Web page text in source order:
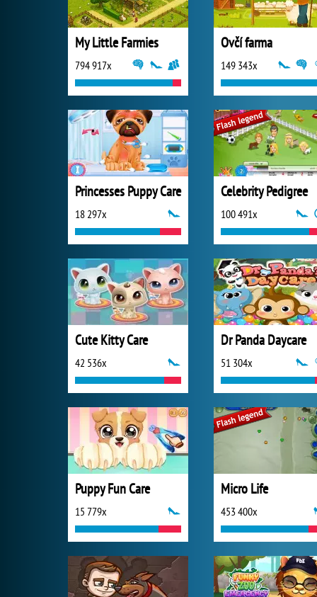
My Little Farmies
794 917x
Ovčí farma
149 343x
Princesses Puppy Care
18 297x
Celebrity Pedigree
100 491x
Cute Kitty Care
42 536x
Dr Panda Daycare
51 304x
Puppy Fun Care
15 779x
Micro Life
453 400x